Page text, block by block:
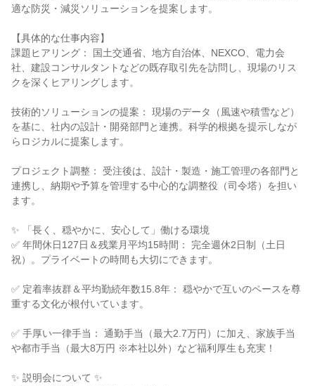
適な防災・減災ソリューションを提案します。
【具体的な仕事内容】
課題ヒアリング： 国土交通省、地方自治体、NEXCO、電力会
社、建設コンサルタントなどの既存取引先を訪問し、現場のリス
クを深くヒアリングします。
技術的ソリューションの提案： 現場のデータ（風速や積雪など）
を基に、社内の設計・開発部門と連携。科学的根拠を提示しなが
らロジカルに提案します。
プロジェクト調整： 受注後は、設計・製造・施工管理の各部門と
連携し、納期や予算を管理する中心的な調整役（司令塔）を担い
ます。
✨ 「長く、穏やかに、安心して」働ける環境
✅ 年間休日127日＆残業月平均15時間： 完全週休2日制（土日
祝）。プライベートの時間も大切にできます。
✅ 定着率抜群＆平均勤続年数15.8年： 穏やかで互いのペースを尊
重する文化が根付いています。
✅ 手厚い一律手当： 通勤手当（最大2.7万円）に加え、家族手当
や都市手当（最大8万円 ※本社以外）など福利厚生も充実！
✨ 説明会について ✨